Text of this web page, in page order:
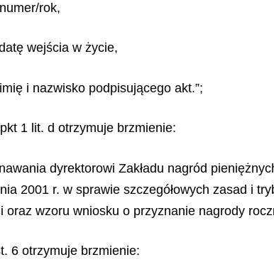
rok,
wejścia w życie,
i nazwisko podpisującego akt.”;
1 lit. d otrzymuje brzmienie:
dyrektorowi Zakładu nagród
2001 r. w sprawie szczegółowych zasad i
oraz wzoru wniosku o przyznanie nagrody
6 otrzymuje brzmienie: